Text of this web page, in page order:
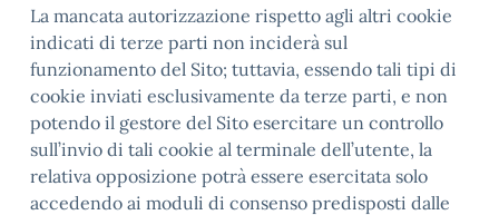
La mancata autorizzazione rispetto agli altri cookie
indicati di terze parti non inciderà sul
funzionamento del Sito; tuttavia, essendo tali tipi di
cookie inviati esclusivamente da terze parti, e non
potendo il gestore del Sito esercitare un controllo
sull’invio di tali cookie al terminale dell’utente, la
relativa opposizione potrà essere esercitata solo
accedendo ai moduli di consenso predisposti dalle